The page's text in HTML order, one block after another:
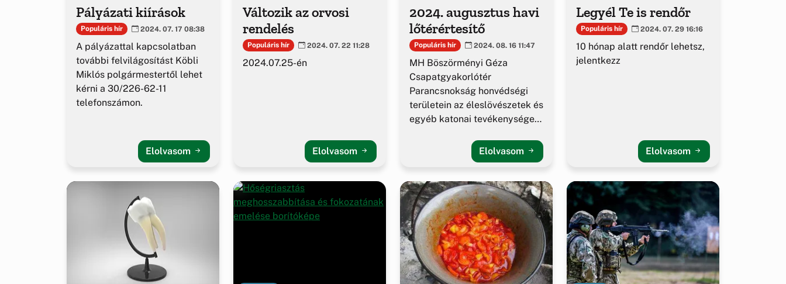
Pályázati kiírások
Populáris hír 2024. 07. 17 08:38
A pályázattal kapcsolatban
további felvilágosítást Köbli
Miklós polgármestertől lehet
kérni a 30/226-62-11
telefonszámon.
Elolvasom
Változik az orvosi
rendelés
Populáris hír 2024. 07. 22 11:28
2024.07.25-én
Elolvasom
2024. augusztus havi
lőtérértesítő
Populáris hír 2024. 08. 16 11:47
MH Böszörményi Géza
Csapatgyakorlótér
Parancsnokság honvédségi
területein az éleslövészetek és
egyéb katonai tevékenységek
Elolvasom
Legyél Te is rendőr
Populáris hír 2024. 07. 29 16:16
10 hónap alatt rendőr lehetsz,
jelentkezz
Elolvasom